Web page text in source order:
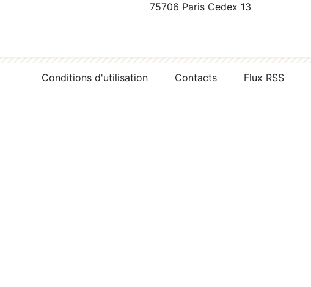
75706 Paris Cedex 13
Conditions d'utilisation Contacts Flux RSS